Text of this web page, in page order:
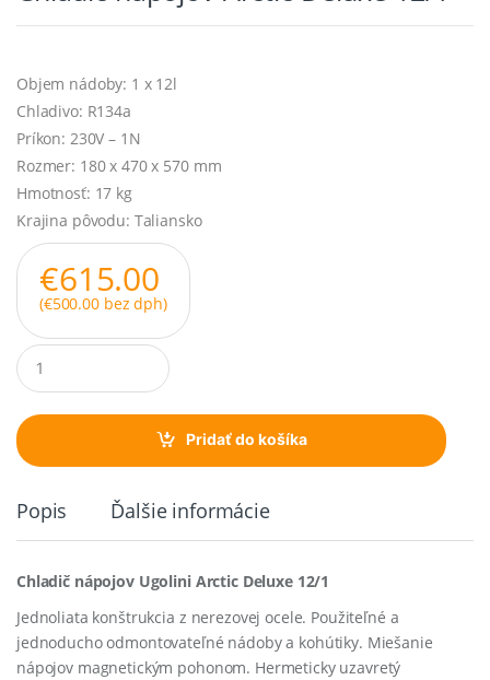
Objem nádoby: 1 x 12l
Chladivo: R134a
Príkon: 230V – 1N
Rozmer: 180 x 470 x 570 mm
Hmotnosť: 17 kg
Krajina pôvodu: Taliansko
€615.00
(€500.00bez dph)
Q
u
a
t
i
Pridať do košíka
Popis Ďalšie informácie
Chladič nápojov Ugolini Arctic Deluxe 12/1
Jednoliata konštrukcia z nerezovej ocele. Použiteľné a
jednoducho odmontovateľné nádoby a kohútiky. Miešanie
nápojov magnetickým pohonom. Hermeticky uzavretý